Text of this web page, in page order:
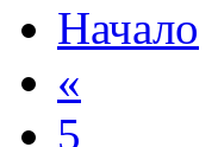
Начало
«
5